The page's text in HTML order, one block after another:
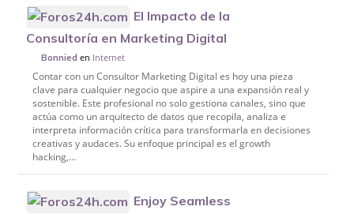
El Impacto de la
Consultoría en Marketing Digital
Bonnied en Internet
Contar con un Consultor Marketing Digital es hoy una pieza
clave para cualquier negocio que aspire a una expansión real y
sostenible. Este profesional no solo gestiona canales, sino que
actúa como un arquitecto de datos que recopila, analiza e
interpreta información crítica para transformarla en decisiones
creativas y audaces. Su enfoque principal es el growth
hacking,...
Enjoy Seamless